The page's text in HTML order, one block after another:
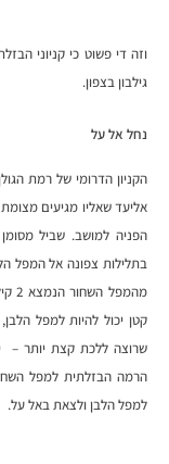
וזה די פשוט כי קניוני
גילבון בצפון.
נחל אל על
הקניון הדרומי של רמת
אליעד שאליו מגיעים
הפניה למושב. שביל
בתלילות צפונה אל המפל
קטן יכול להיות למפל
שרוצה ללכת קצת יותר –
הרמה הבזלתית למפל
למפל הלבן ולצאת באל על.